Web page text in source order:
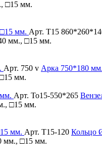
□15 мм.
Арт. Т15
мм., □15 мм.
Арт. 750 v Арка 750*180
мм.
Арт. То15-550*265
□15 мм.
Арт. Т15-120 Кольцо
мм., □15 мм.